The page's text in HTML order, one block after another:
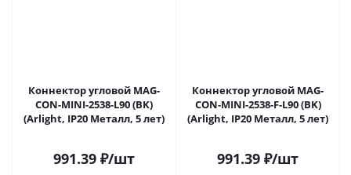
Коннектор угловой MAG-
CON-MINI-2538-L90 (BK)
(Arlight, IP20 Металл, 5 лет)
991.39 ₽/шт
Коннектор угловой MAG-
CON-MINI-2538-F-L90 (BK)
(Arlight, IP20 Металл, 5 лет)
991.39 ₽/шт